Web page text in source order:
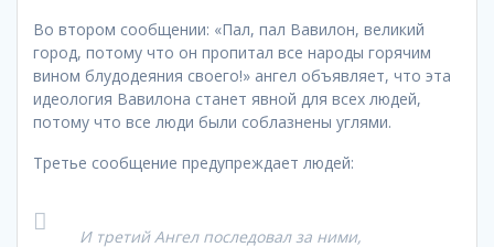
Во втором сообщении: «Пал, пал Вавилон, великий
город, потому что он пропитал все народы горячим
вином блудодеяния своего!» ангел объявляет, что эта
идеология Вавилона станет явной для всех людей,
потому что все люди были соблазнены углями.
Третье сообщение предупреждает людей:
И третий Ангел последовал за ними,